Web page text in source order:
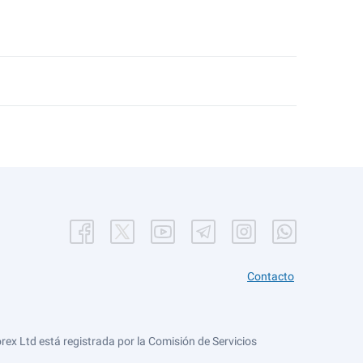
Contacto
Ltd está registrada por la Comisión de Servicios